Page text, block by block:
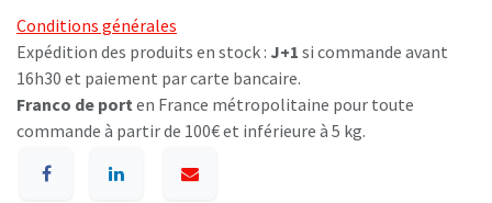
Conditions générales
Expédition des produits en stock : J+1 si commande avant
16h30 et paiement par carte bancaire.
Franco de port en France métropolitaine pour toute
commande à partir de 100€ et inférieure à 5 kg.